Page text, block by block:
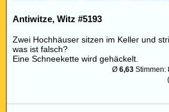
Antiwitze, Witz #5193
Zwei Hochhäuser sitzen im Keller und
was ist falsch?
Eine Schneekette wird gehäckelt.
Ø 6,63 Stimmen:
(